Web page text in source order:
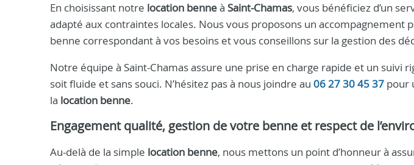
En choisissant notre location benneà Saint-Chamas, vous bénéficiez d’un
adapté aux contraintes locales. Nous vous proposons un accompagnement
benne correspondant à vos besoins et vous conseillons sur la gestion des
Notre équipe à Saint-Chamas assure une prise en charge rapide et un suivi
soit fluide et sans souci. N’hésitez pas à nous joindre au 06 27 30 45 37 pour
la location benne.
Engagement qualité, gestion de votre benne et respect de
Au-delà de la simple location benne, nous mettons un point d’honneur à